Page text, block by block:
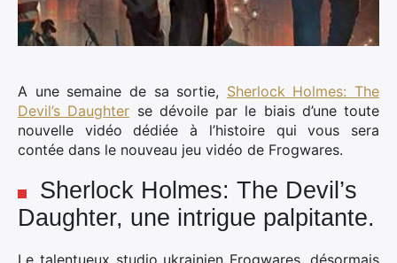
A une semaine de sa sortie, Sherlock Holmes: The
Devil’s Daughter se dévoile par le biais d’une toute
nouvelle vidéo dédiée à l’histoire qui vous sera
contée dans le nouveau jeu vidéo de Frogwares.
Sherlock Holmes: The Devil’s
Daughter, une intrigue palpitante.
Le talentueux studio ukrainien Frogwares, désormais